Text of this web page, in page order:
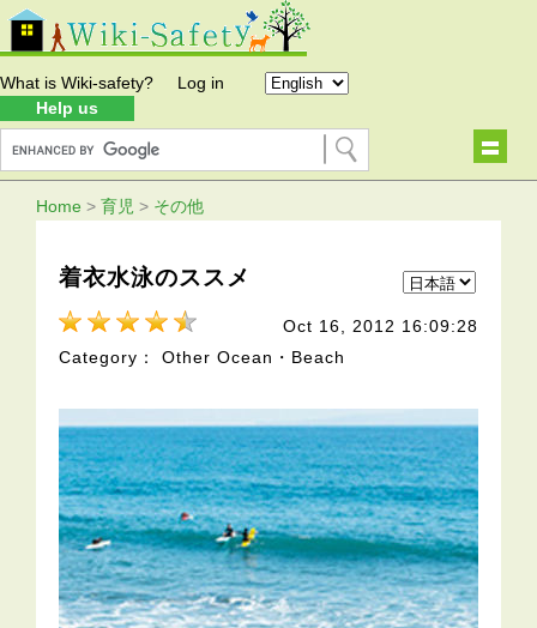
What is Wiki-safety?
Help us
Log in
Home > 育児 > その他
着衣水泳のススメ
Oct 16, 2012 16:09:28
Category： Other Ocean・Beach